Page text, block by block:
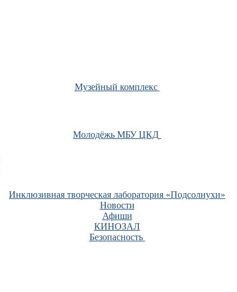
Музейный комплекс
Молодёжь МБУ ЦКД
Инклюзивная творческая лаборатория «Подсолнухи»
Новости
Афиши
КИНОЗАЛ
Безопасность